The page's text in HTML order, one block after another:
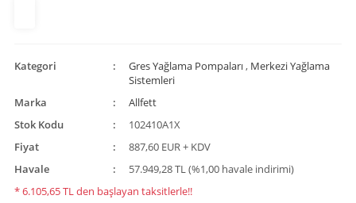
Kategori Gres Yağlama Pompaları, Merkezi Yağlama
Sistemleri
Marka
Allfett
Stok Kodu
102410A1X
Fiyat
887,60 EUR + KDV
Havale
57.949,28 TL (%1,00 havale indirimi)
* 6.105,65 TL den başlayan taksitlerle!!